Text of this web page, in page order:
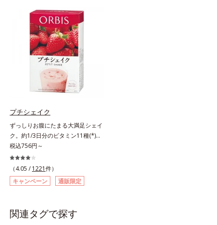
ページをご覧ください。・BEAUTY
夏祭りは、こちら
や家事など日常の何気ない動きをム
ダなく利用することで、効率よくウ
エイトダウン＆体型キープを目指し
ます。さらにL-カルニチンの働きを
助ける「茶カテキン」、「オクタコ
サノール」、ダイエットにも健康に
も欠かせない「ビタミンB2」の成
分が効率よいダイエットをパワフル
プチシェイク
ずっしりお腹にたまる大満足シェイ
ク。約1/3日分のビタミン11種(*)・
鉄分・食物繊維配合でダイエットと
美容をしっかりサポート。食事とお
きかえるだけで簡単にカロリーを抑
えつつ、果実のいいところをまるご
と使って栄養バランスUP。食物繊
なダイエットを後押しします。さら
税込756円～
（4.05 / 1221件）
キャンペーン
通販限定
関連タグで探す